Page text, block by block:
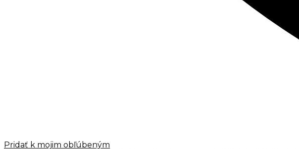
Pridať k mojim obľúbeným